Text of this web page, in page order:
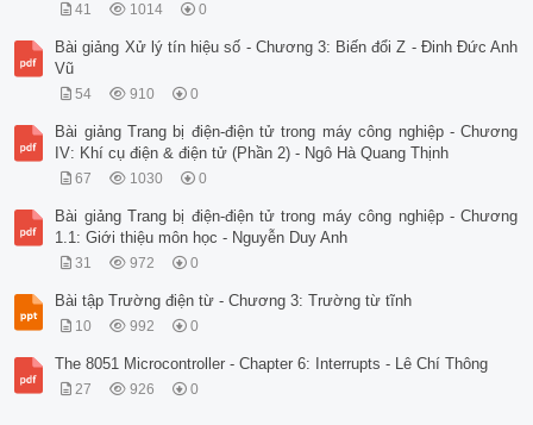
41 1014 0
Bài giảng Xử lý tín hiệu số - Chương 3: Biến đổi Z - Đinh Đức Anh
Vũ
54 910 0
Bài giảng Trang bị điện-điện tử trong máy công nghiệp - Chương
IV: Khí cụ điện & điện tử (Phần 2) - Ngô Hà Quang Thịnh
67 1030 0
Bài giảng Trang bị điện-điện tử trong máy công nghiệp - Chương
1.1: Giới thiệu môn học - Nguyễn Duy Anh
31 972 0
Bài tập Trường điện từ - Chương 3: Trường từ tĩnh
10 992 0
The 8051 Microcontroller - Chapter 6: Interrupts - Lê Chí Thông
27 926 0